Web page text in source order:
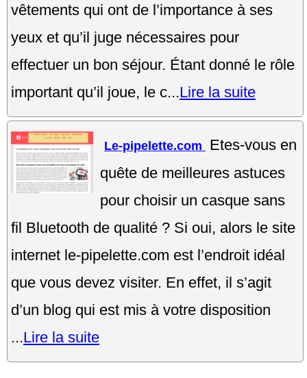
vêtements qui ont de l’importance à ses
yeux et qu’il juge nécessaires pour
effectuer un bon séjour. Étant donné le rôle
important qu’il joue, le c...Lire la suite
Le-pipelette.com
Etes-vous en
quête de meilleures astuces
pour choisir un casque sans
fil Bluetooth de qualité ? Si oui, alors le site
internet le-pipelette.com est l’endroit idéal
que vous devez visiter. En effet, il s’agit
d’un blog qui est mis à votre disposition
...Lire la suite